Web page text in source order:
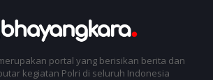
portal yang berisikan berita dan
kegiatan Polri di seluruh Indonesia